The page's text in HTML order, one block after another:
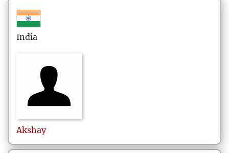
India
Akshay